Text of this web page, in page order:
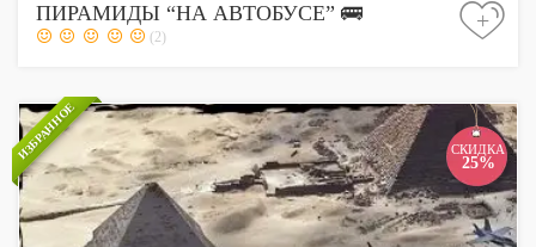
ПИРАМИДЫ “НА АВТОБУСЕ” 🚌
(2)
+
ИЗБРАННОЕ СКИДКА
25%